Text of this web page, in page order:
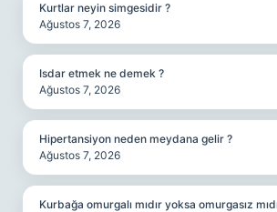
Kurtlar neyin simgesidir ?
Ağustos 7, 2026
Isdar etmek ne demek ?
Ağustos 7, 2026
Hipertansiyon neden meydana gelir ?
Ağustos 7, 2026
Kurbağa omurgalı mıdır yoksa omurgasız